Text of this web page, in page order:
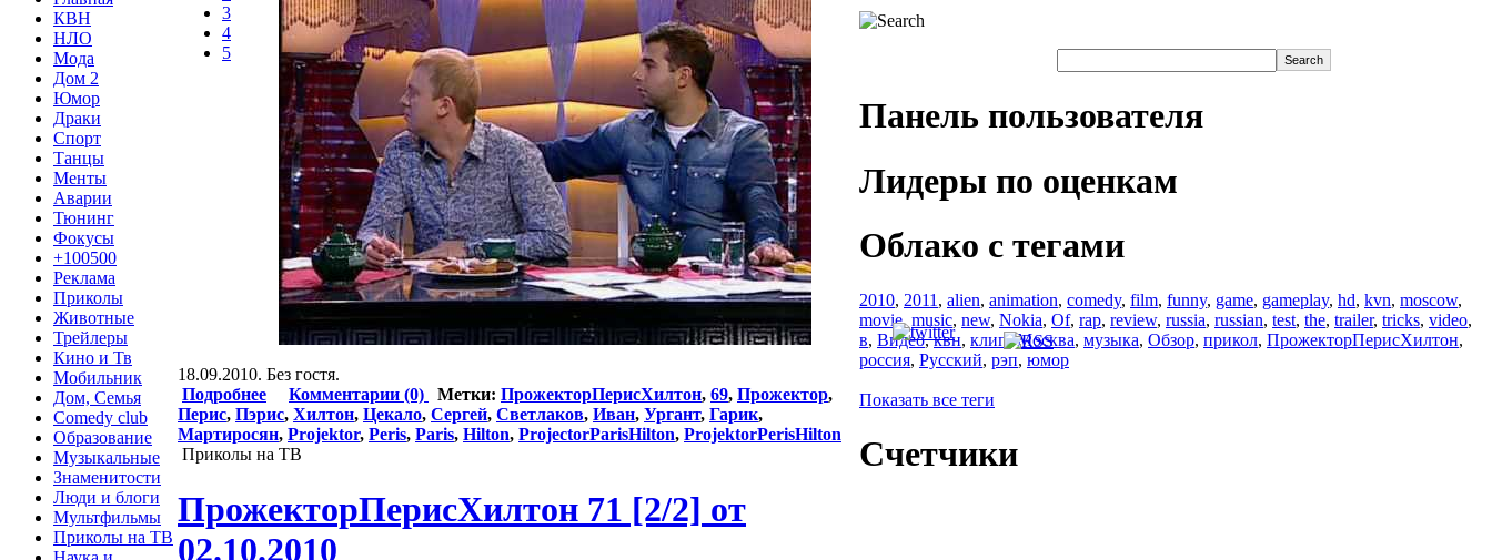
КВН
НЛО
Мода
Дом 2
Юмор
Драки
Спорт
Танцы
Менты
Аварии
Тюнинг
Фокусы
+100500
Реклама
Приколы
Животные
Трейлеры
Кино и Тв
Мобильник
Дом, Семья
Comedy club
Образование
Музыкальные
Знаменитости
Люди и блоги
Мультфильмы
Приколы на ТВ
3
4
5
18.09.2010. Без гостя.
Подробнее
Комментарии (0) Метки: ПрожекторПерисХилтон, 69, Прожектор,
Перис, Пэрис, Хилтон, Цекало, Сергей, Светлаков, Иван, Ургант, Гарик,
Мартиросян, Projektor, Peris, Paris, Hilton, ProjectorParisHilton, ProjektorPerisHilton
Приколы на ТВ
ПрожекторПерисХилтон 71 [2/2] от
02.10.2010
Панель пользователя
Лидеры по оценкам
Облако с тегами
2010, 2011 , alien, animation, comedy, film, funny, game, gameplay, hd, kvn, moscow,
movie, music, new, Nokia, Of, rap, review, russia, russian, test, the, trailer, tricks, video,
в, Видео,квн, клип,Москва, музыка, Обзор, прикол, ПрожекторПерисХилтон,
россия, Русский, рэп, юмор
Показать все теги
Счетчики